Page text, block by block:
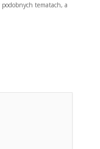
tematach, a